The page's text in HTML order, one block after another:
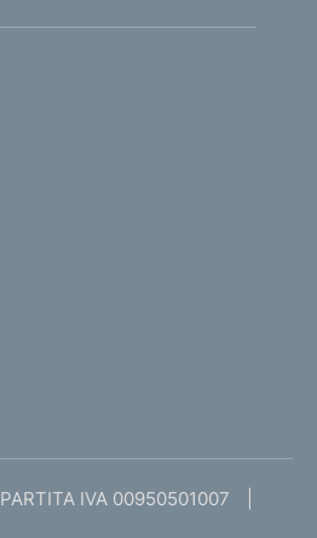
PARTITA IVA 00950501007